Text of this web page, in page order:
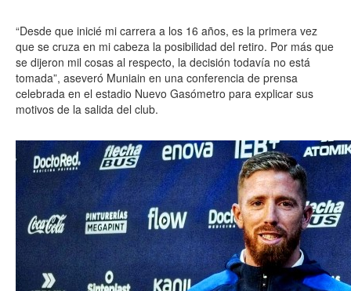
“Desde que inicié mi carrera a los 16 años, es la primera vez
que se cruza en mi cabeza la posibilidad del retiro. Por más que
se dijeron mil cosas al respecto, la decisión todavía no está
tomada”, aseveró Muniain en una conferencia de prensa
celebrada en el estadio Nuevo Gasómetro para explicar sus
motivos de la salida del club.